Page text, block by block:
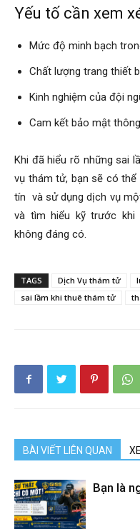
giss,
Yếu tố cần xem
Mức độ minh bạch
Chất lượng trang thiết
Kinh nghiệm của đội
Cam kết bảo mật
Khi đã hiểu rõ những sai
vụ thám tử, bạn sẽ có thể
tín và sử dụng dịch vụ
và tìm hiểu kỹ trước khi
không đáng có.
TAGS Dịch Vụ thám tử
sai lầm khi thuê thám tử
BÀI VIẾT LIÊN QUAN
Bạn là